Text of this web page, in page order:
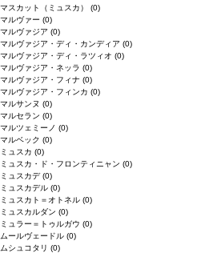
マスカット（ミュスカ） (0)
マルヴァー (0)
マルヴァジア (0)
マルヴァジア・ディ・カンディア (0)
マルヴァジア・ディ・ラツィオ (0)
マルヴァジア・ネッラ (0)
マルヴァジア・フィナ (0)
マルヴァジア・フィンカ (0)
マルサンヌ (0)
マルセラン (0)
マルツェミーノ (0)
マルベック (0)
ミュスカ (0)
ミュスカ・ド・フロンティニャン (0)
ミュスカデ(0)
ミュスカデル (0)
ミュスカト＝オトネル (0)
ミュスカルダン (0)
ミュラー＝トゥルガウ (0)
ムールヴェードル (0)
ムシュコタリ (0)